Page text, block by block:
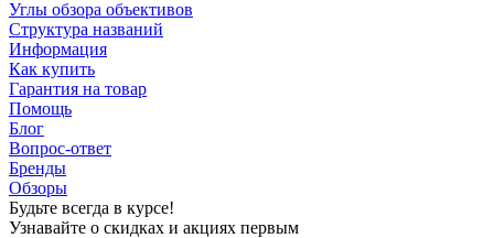
Углы обзора объективов
Структура названий
Информация
Как купить
Гарантия на товар
Помощь
Блог
Вопрос-ответ
Бренды
Обзоры
Будьте всегда в курсе!
Узнавайте о скидках и акциях первым